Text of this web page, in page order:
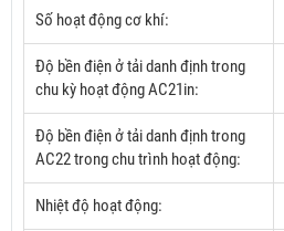
Số hoạt động cơ khí:
Độ bền điện ở tải danh định trong
chu kỳ hoạt động AC21in:
Độ bền điện ở tải danh định trong
AC22 trong chu trình hoạt động:
Nhiệt độ hoạt động: